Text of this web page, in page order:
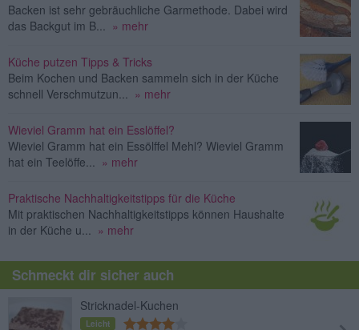
Backen ist sehr gebräuchliche Garmethode. Dabei wird
das Backgut im B...
» mehr
Küche putzen Tipps & Tricks
Beim Kochen und Backen sammeln sich in der Küche
schnell Verschmutzun...
» mehr
Wieviel Gramm hat ein Esslöffel?
Wieviel Gramm hat ein Essölffel Mehl? Wieviel Gramm
hat ein Teelöffe...
» mehr
Praktische Nachhaltigkeitstipps für die Küche
Mit praktischen Nachhaltigkeitstipps können Haushalte
in der Küche u...
» mehr
Schmeckt dir sicher auch
Stricknadel-Kuchen
Leicht